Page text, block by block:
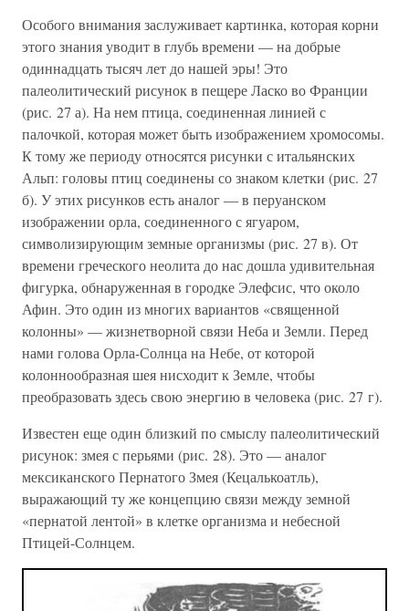
Особого внимания заслуживает картинка, которая корни
этого знания уводит в глубь времени — на добрые
одиннадцать тысяч лет до нашей эры! Это
палеолитический рисунок в пещере Ласко во Франции
(рис. 27 а). На нем птица, соединенная линией с
палочкой, которая может быть изображением хромосомы.
К тому же периоду относятся рисунки с итальянских
Альп: головы птиц соединены со знаком клетки (рис. 27
б). У этих рисунков есть аналог — в перуанском
изображении орла, соединенного с ягуаром,
символизирующим земные организмы (рис. 27 в). От
времени греческого неолита до нас дошла удивительная
фигурка, обнаруженная в городке Элефсис, что около
Афин. Это один из многих вариантов «священной
колонны» — жизнетворной связи Неба и Земли. Перед
нами голова Орла-Солнца на Небе, от которой
колоннообразная шея нисходит к Земле, чтобы
преобразовать здесь свою энергию в человека (рис. 27 г).
Известен еще один близкий по смыслу палеолитический
рисунок: змея с перьями (рис. 28). Это — аналог
мексиканского Пернатого Змея (Кецалькоатль),
выражающий ту же концепцию связи между земной
«пернатой лентой» в клетке организма и небесной
Птицей-Солнцем.